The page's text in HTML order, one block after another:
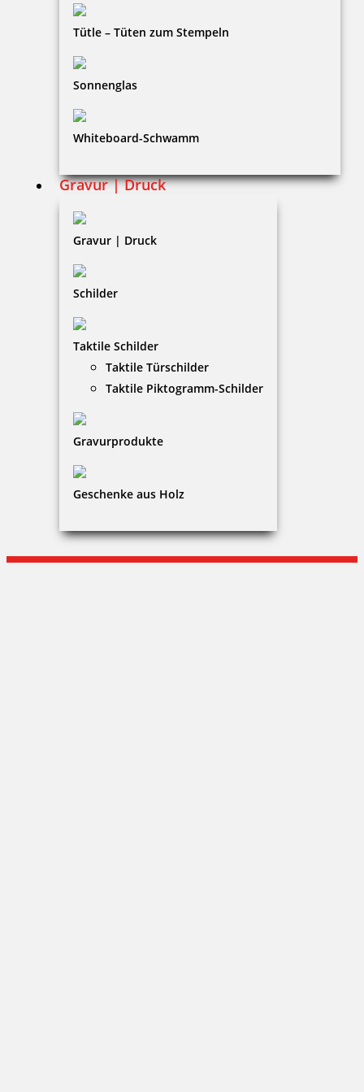
Tütle – Tüten zum Stempeln
Sonnenglas
Whiteboard-Schwamm
Gravur | Druck
Gravur | Druck
Schilder
Taktile Schilder
Taktile Türschilder
Taktile Piktogramm-Schilder
Gravurprodukte
Geschenke aus Holz
Bestellhinweise
INFORMATIONEN
Impressum
Widerruf
Barrierefreiheit
Vertrag widerrufen
Mein Konto
KONTAKT
Repro Kellerer GmbH
Mirjam Kellerer
+49 (0)89 - 520 32 969